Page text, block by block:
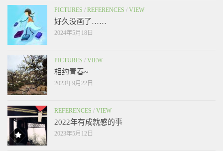
PICTURES / REFERENCES / VIEW
好久没画了……
2024年5月18日
PICTURES / VIEW
相约青春~
2023年9月22日
REFERENCES / VIEW
2022年有成就感的事
2023年5月12日